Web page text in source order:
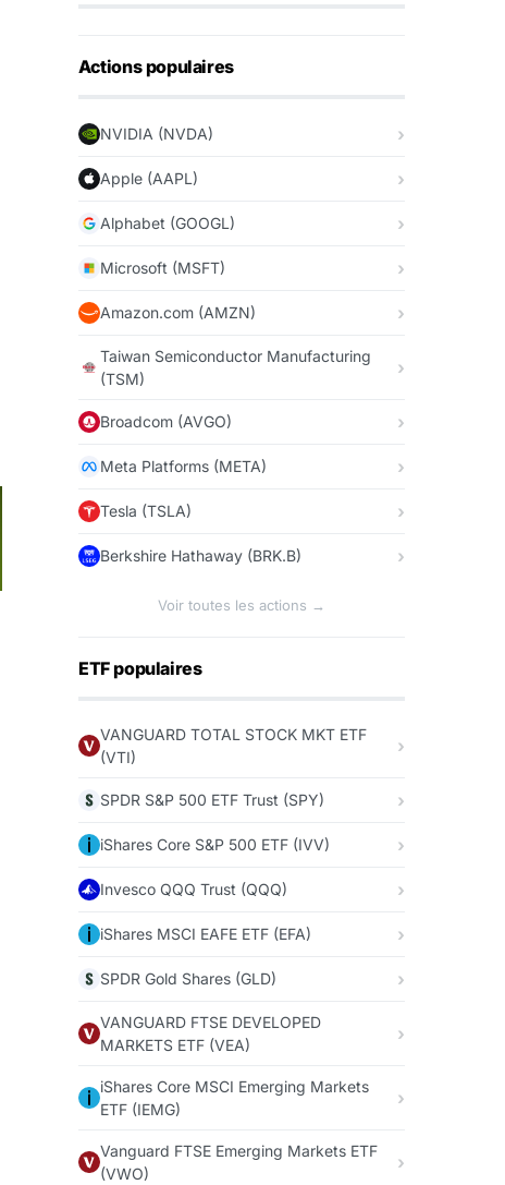
Actions populaires
NVIDIA (NVDA)
Apple (AAPL)
Alphabet (GOOGL)
Microsoft (MSFT)
Amazon.com (AMZN)
Taiwan Semiconductor Manufacturing
(TSM)
Broadcom (AVGO)
Meta Platforms (META)
Tesla (TSLA)
Berkshire Hathaway (BRK.B)
Voir toutes les actions →
ETF populaires
VANGUARD TOTAL STOCK MKT ETF
(VTI)
SPDR S&P 500 ETF Trust (SPY)
iShares Core S&P 500 ETF (IVV)
Invesco QQQ Trust (QQQ)
iShares MSCI EAFE ETF (EFA)
SPDR Gold Shares (GLD)
VANGUARD FTSE DEVELOPED
MARKETS ETF (VEA)
iShares Core MSCI Emerging Markets
ETF (IEMG)
Vanguard FTSE Emerging Markets ETF
(VWO)